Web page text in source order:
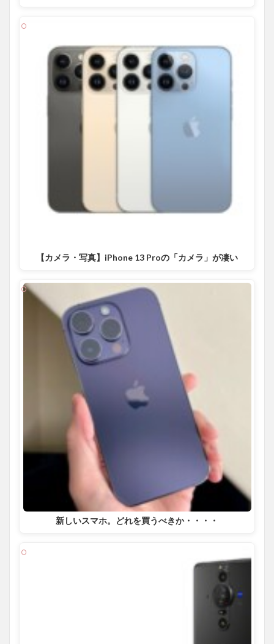
【カメラ・写真】iPhone 13 Proの「カメラ」が凄い
新しいスマホ。どれを買うべきか・・・・